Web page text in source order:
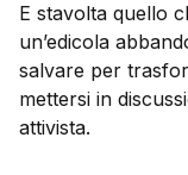
E stavolta quello
un’edicola
salvare per
mettersi in
attivista.